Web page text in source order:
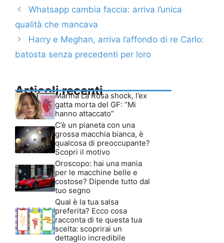
Whatsapp cambia faccia: arriva l’unica
qualità che mancava
Harry e Meghan, arriva l’affondo di re Carlo:
batosta senza precedenti per loro
Articoli recenti
Marina La Rosa shock, l’ex
gatta morta del GF: “Mi
hanno attaccato”
C’è un pianeta con una
grossa macchia bianca, è
qualcosa di preoccupante?
Scopri il motivo
Oroscopo: hai una mania
per le macchine belle e
costose? Dipende tutto dal
tuo segno
Qual è la tua salsa
preferita? Ecco cosa
racconta di te questa tua
scelta: scoprirai un
dettaglio incredibile